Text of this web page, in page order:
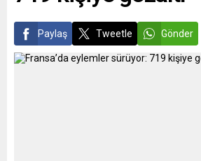
Paylaş Tweetle Gönder